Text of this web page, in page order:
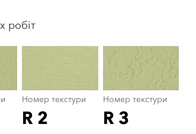
робіт
Номер текстури
R 2
Номер текстури
R 3